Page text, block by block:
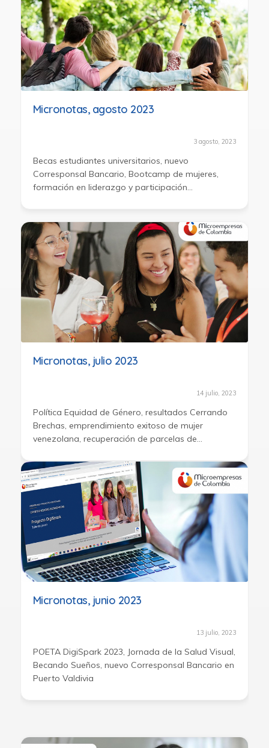
Micronotas, agosto 2023
3 agosto, 2023
Becas estudiantes universitarios, nuevo
Corresponsal Bancario, Bootcamp de mujeres,
formación en liderazgo y participación
Micronotas, julio 2023
14 julio, 2023
Política Equidad de Género, resultados Cerrando
Brechas, emprendimiento exitoso de mujer
venezolana, recuperación de parcelas de
Micronotas, junio 2023
13 julio, 2023
POETA DigiSpark 2023, Jornada de la Salud Visual,
Becando Sueños, nuevo Corresponsal Bancario en
Puerto Valdivia